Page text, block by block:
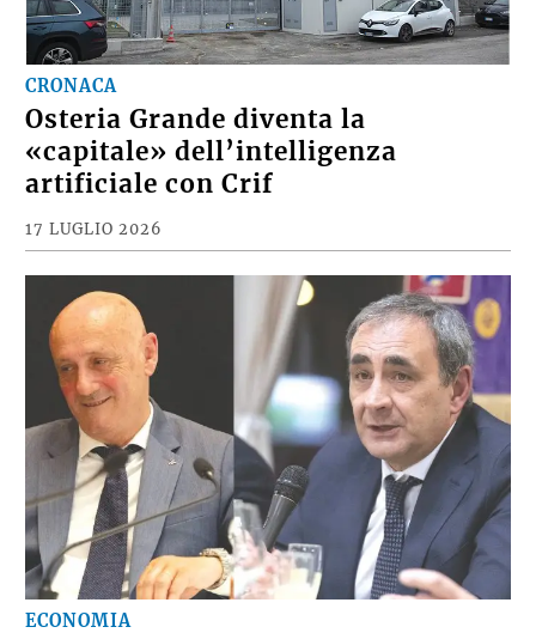
CRONACA
Osteria Grande diventa la
«capitale» dell’intelligenza
artificiale con Crif
17 LUGLIO 2026
ECONOMIA